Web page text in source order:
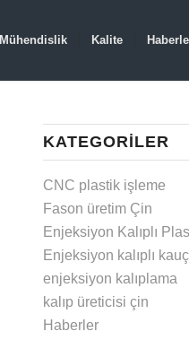
Mühendislik Kalite
KATEGORILER
CNC plastik işleme
Fason üretim Çin
Enjeksiyon Kalıplı
Enjeksiyon kalıplı
enjeksiyon kalıplama
kalıp üreticisi çin
Haberler